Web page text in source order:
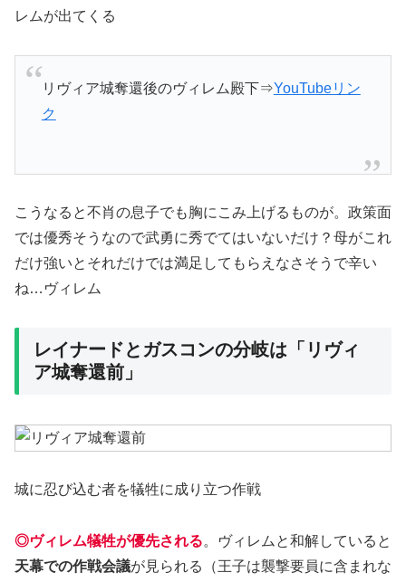
レムが出てくる
リヴィア城奪還後のヴィレム殿下⇒YouTubeリン
ク
こうなると不肖の息子でも胸にこみ上げるものが。 政策面
では優秀そうなので武勇に秀でてはいないだけ？母がこれ
だけ強いとそれだけでは満足してもらえなさそうで辛い
ね…ヴィレム
レイナードとガスコンの分岐は「リヴィ
ア城奪還前」
城に忍び込む者を犠牲に成り立つ作戦
◎ヴィレム犠牲が優先される。ヴィレムと和解していると
天幕での作戦会議が見られる（王子は襲撃要員に含まれな